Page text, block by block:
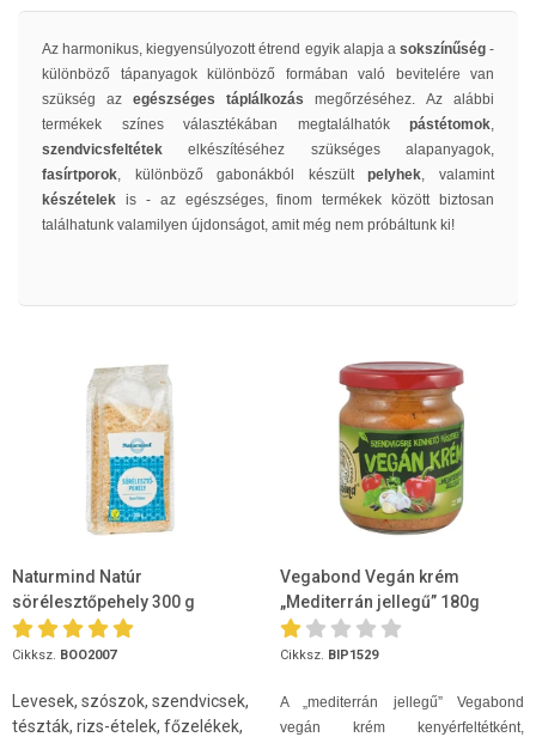
Az harmonikus, kiegyensúlyozott étrend egyik alapja a sokszínűség -
különböző tápanyagok különböző formában való bevitelére van
szükség az egészséges táplálkozás megőrzéséhez. Az alábbi
termékek színes választékában megtalálhatók pástétomok,
szendvicsfeltétekelkészítéséhez szükséges alapanyagok,
fasírtporok, különböző gabonákból készültpelyhek, valamint
készételek is - az egészséges, finom termékek között biztosan
találhatunk valamilyen újdonságot, amit még nem próbáltunk ki!
Naturmind Natúr
sörélesztőpehely 300 g
Cikksz. BOO2007
Levesek, szószok, szendvicsek,
tészták, rizs-ételek, főzelékek,
Vegabond Vegán krém
„Mediterrán jellegű” 180g
Cikksz. BIP1529
A „mediterrán jellegű” Vegabond
vegán krém kenyérfeltétként,